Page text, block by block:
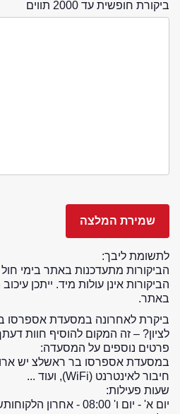
ביקורת חופשית עד 2000 תווים
לתשומת ליבך:
הביקורות מתעדכנות באתר בימי חול בין
הביקורות אינן עולות מיד. ייתכן
באתר.
ביקרת לאחרונה במסעדת אספרסו
לציון? – זה המקום להוסיף חוות
פרטים נוספים על המסעדה:
במסעדת אספרסו בר ראשלצ יש
חיבור לאינטרנט (WiFi), ועוד ...
שעות פעילות:
יום א' - יום ו' 08:00 - אחרון הלקוחות